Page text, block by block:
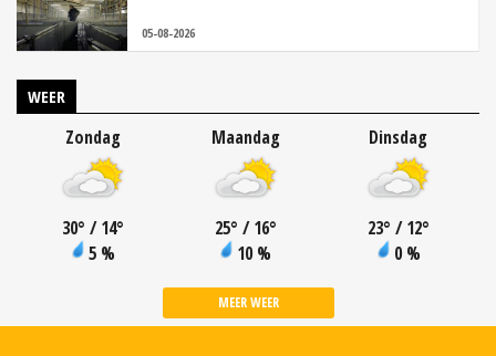
05-08-2026
WEER
Zondag
30° / 14°
5 %
Maandag
25° / 16°
10 %
Dinsdag
23° / 12°
0 %
MEER WEER